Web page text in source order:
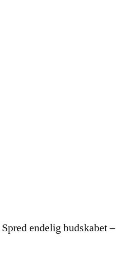
endelig budskabet –